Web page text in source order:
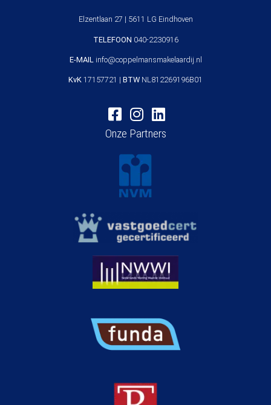
Elzentlaan 27 | 5611 LG Eindhoven
TELEFOON 040-2230916
E-MAIL info@coppelmansmakelaardij.nl
KvK 17157721 | BTW NL812269196B01
Onze Partners